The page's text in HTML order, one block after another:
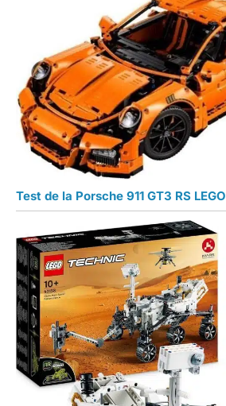
Test de la Porsche 911 GT3 RS LEGO